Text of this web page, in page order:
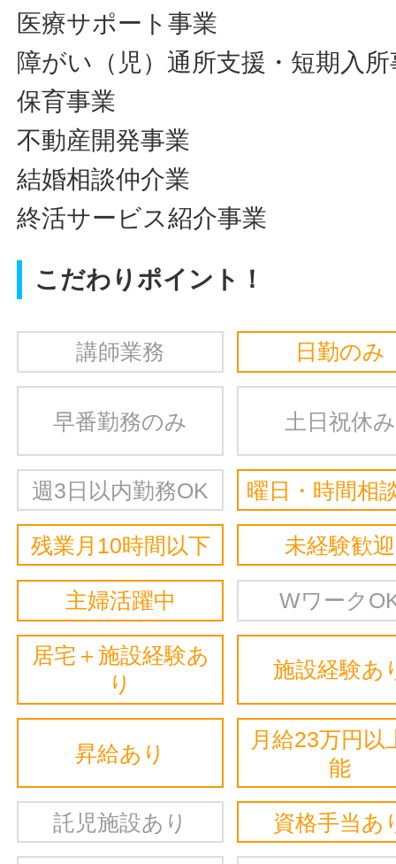
医療サポート事業
障がい（児）通所支援・短期入所
保育事業
不動産開発事業
結婚相談仲介業
終活サービス紹介事業
こだわりポイント！
講師業務 日勤のみ
早番勤務のみ 土日祝休み
週3日以内勤務OK 曜日・時間相
残業月10時間以下 未経験歓迎
主婦活躍中 Wワーク
居宅＋施設経験あ
り
施設経験あ
昇給あり
月給23万円以
能
託児施設あり 資格手当あ